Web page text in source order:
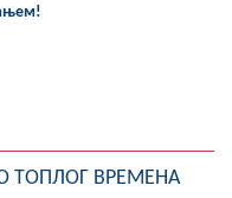
ТОПЛОГ ВРЕМЕНА